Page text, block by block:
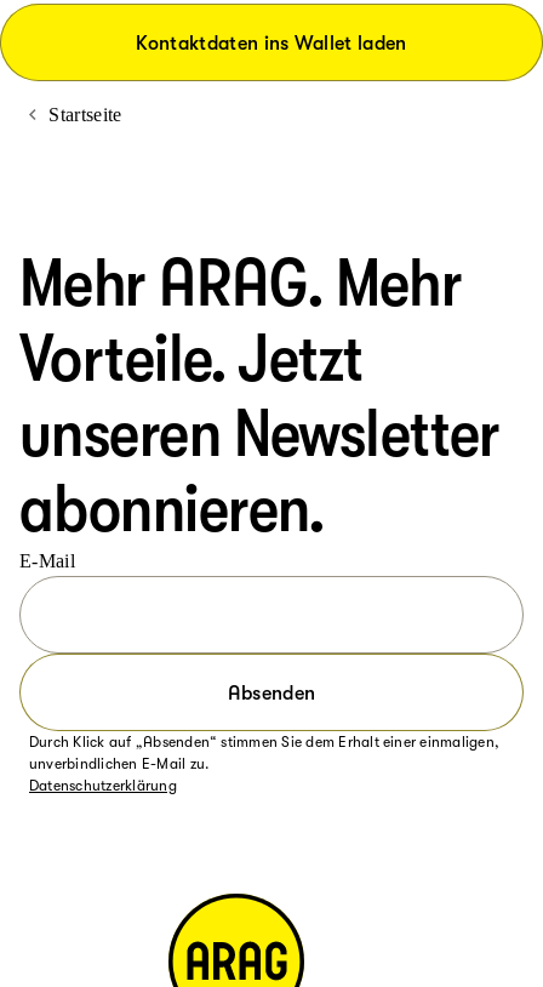
Kontaktdaten ins Wallet laden
Startseite
Mehr ARAG. Mehr
Vorteile. Jetzt
unseren Newsletter
abonnieren.
E-Mail
Absenden
Durch Klick auf „Absenden“ stimmen Sie dem Erhalt einer einmaligen,
unverbindlichen E-Mail zu.
Datenschutzerklärung